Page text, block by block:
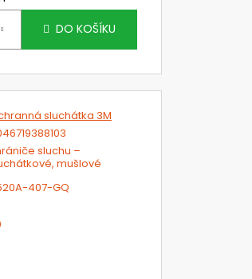
DO KOŠÍKU
sluchátka 3M
sluchu –
mušlové
407-GQ